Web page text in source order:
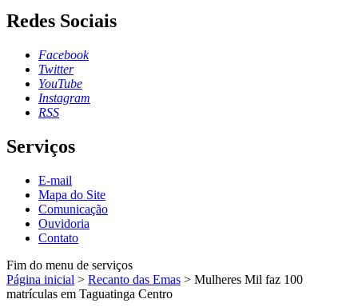
Redes Sociais
Facebook
Twitter
YouTube
Instagram
RSS
Serviços
E-mail
Mapa do Site
Comunicação
Ouvidoria
Contato
Fim do menu de serviços
Página inicial > Recanto das Emas > Mulheres Mil faz 100
matrículas em Taguatinga Centro